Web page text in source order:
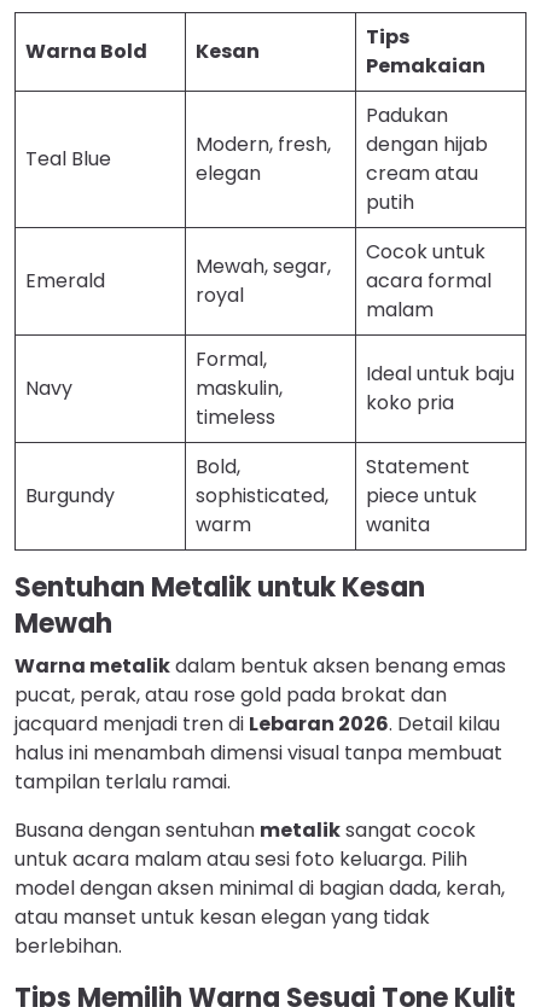
Warna Bold Kesan
Tips
Pemakaian
Teal Blue
Modern, fresh,
elegan
Padukan
dengan hijab
cream atau
putih
Emerald
Mewah, segar,
royal
Cocok untuk
acara formal
malam
Navy
Formal,
maskulin,
timeless
Ideal untuk baju
koko pria
Burgundy
Bold,
sophisticated,
warm
Statement
piece untuk
wanita
Sentuhan Metalik untuk Kesan
Mewah
Warna metalikdalam bentuk aksen benang emas
pucat, perak, atau rose gold pada brokat dan
jacquard menjadi tren di Lebaran 2026. Detail kilau
halus ini menambah dimensi visual tanpa membuat
tampilan terlalu ramai.
Busana dengan sentuhan metaliksangat cocok
untuk acara malam atau sesi foto keluarga. Pilih
model dengan aksen minimal di bagian dada, kerah,
atau manset untuk kesan elegan yang tidak
berlebihan.
Tips Memilih Warna Sesuai Tone Kulit